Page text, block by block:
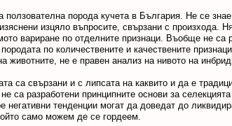
ползователна порода кучета в България. Не се
изцяло въпросите, свързани с произхода.
вариране по отделните признаци. Въобще не са
по количествените и качествените
животните, не е правен анализ на нивото на
са свързани и с липсата на каквито и да е
са разработени принципните основи за
негативни тенденции могат да доведат до
само можем де се гордеем.